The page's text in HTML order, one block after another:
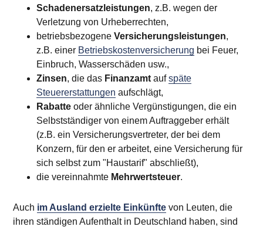
Schadenersatzleistungen, z.B. wegen der
Verletzung von Urheberrechten,
betriebsbezogeneVersicherungsleistungen,
z.B. einer Betriebskostenversicherung bei Feuer,
Einbruch, Wasserschäden usw.,
Zinsen, die das Finanzamt aufspäte
Steuererstattungen aufschlägt,
Rabatte oder ähnliche Vergünstigungen, die ein
Selbstständiger von einem Auftraggeber erhält
(z.B. ein Versicherungsvertreter, der bei dem
Konzern, für den er arbeitet, eine Versicherung für
sich selbst zum "Haustarif" abschließt),
die vereinnahmte Mehrwertsteuer.
Auch im Ausland erzielte Einkünfte von Leuten, die
ihren ständigen Aufenthalt in Deutschland haben, sind